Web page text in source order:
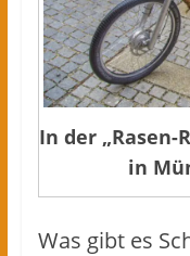
In der
in
Was gibt es